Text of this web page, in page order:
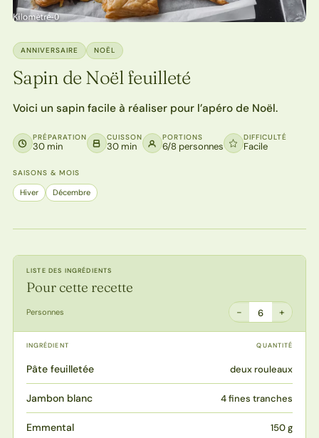
ANNIVERSAIRE NOËL
Sapin de Noël feuilleté
Voici un sapin facile à réaliser pour l’apéro de Noël.
PRÉPARATION
30 min
CUISSON
30 min
PORTIONS
6/8 personnes
DIFFICULTÉ
Facile
SAISONS & MOIS
Hiver Décembre
LISTE DES INGRÉDIENTS
Pour cette recette
Personnes − 6 +
INGRÉDIENT QUANTITÉ
Pâte feuilletée deux rouleaux
Jambon blanc 4 fines tranches
Emmental 150 g